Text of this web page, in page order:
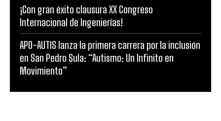
¡Con gran éxito clausura XX Congreso
Internacional de Ingenierías!
APO-AUTIS lanza la primera carrera por la inclusión
en San Pedro Sula: “Autismo: Un Infinito en
Movimiento”